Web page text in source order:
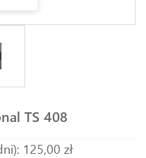
TS 408
125,00 zł